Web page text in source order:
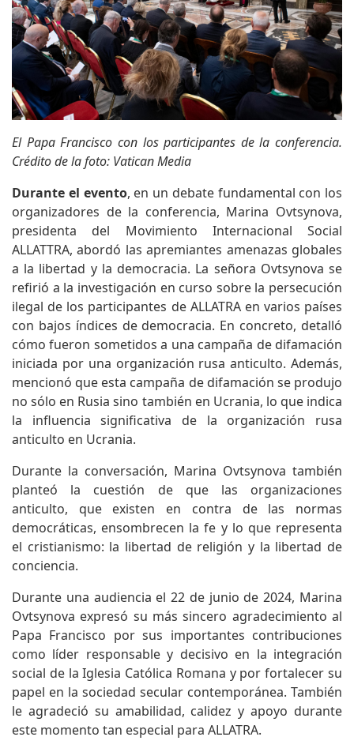
El Papa Francisco con los participantes de la conferencia.
Crédito de la foto: Vatican Media
Durante el evento, en un debate fundamental con los
organizadores de la conferencia, Marina Ovtsynova,
presidenta del Movimiento Internacional Social
ALLATTRA, abordó las apremiantes amenazas globales
a la libertad y la democracia. La señora Ovtsynova se
refirió a la investigación en curso sobre la persecución
ilegal de los participantes de ALLATRA en varios países
con bajos índices de democracia. En concreto, detalló
cómo fueron sometidos a una campaña de difamación
iniciada por una organización rusa anticulto. Además,
mencionó que esta campaña de difamación se produjo
no sólo en Rusia sino también en Ucrania, lo que indica
la influencia significativa de la organización rusa
anticulto en Ucrania.
Durante la conversación, Marina Ovtsynova también
planteó la cuestión de que las organizaciones
anticulto, que existen en contra de las normas
democráticas, ensombrecen la fe y lo que representa
el cristianismo: la libertad de religión y la libertad de
conciencia.
Durante una audiencia el 22 de junio de 2024, Marina
Ovtsynova expresó su más sincero agradecimiento al
Papa Francisco por sus importantes contribuciones
como líder responsable y decisivo en la integración
social de la Iglesia Católica Romana y por fortalecer su
papel en la sociedad secular contemporánea. También
le agradeció su amabilidad, calidez y apoyo durante
este momento tan especial para ALLATRA.